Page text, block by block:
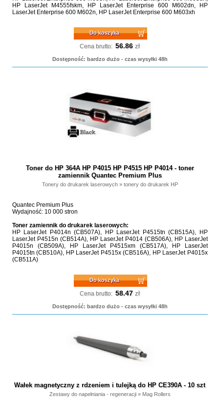
HP LaserJet M4555fskm, HP LaserJet Enterprise 600 M602dn, HP
LaserJet Enterprise 600 M602n, HP LaserJet Enterprise 600 M603xh
Do koszyka
Cena brutto: 56.86 zł
Dostępność: bardzo dużo - czas wysyłki 48h
Toner do HP 364A HP P4015 HP P4515 HP P4014 - toner
zamiennik Quantec Premium Plus
Tonery do drukarek laserowych» tonery do drukarek HP
Quantec Premium Plus
Wydajność: 10 000 stron
Toner zamiennik do drukarek laserowych:
HP LaserJet P4014n (CB507A), HP LaserJet P4515tn (CB515A), HP
LaserJet P4515n (CB514A), HP LaserJet P4014 (CB506A), HP LaserJet
P4015n (CB509A), HP LaserJet P4515xm (CB517A), HP LaserJet
P4015tn (CB510A), HP LaserJet P4515x (CB516A), HP LaserJet P4015x
(CB511A)
Do koszyka
Cena brutto: 58.47 zł
Dostępność: bardzo dużo - czas wysyłki 48h
Wałek magnetyczny z rdzeniem i tulejką do HP CE390A - 10 szt
Zestawy do napełniania - regeneracji» Mag Rollers